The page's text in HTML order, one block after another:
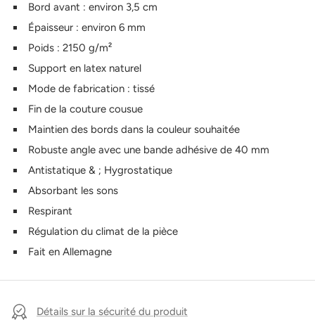
Bord avant : environ 3,5 cm
Épaisseur : environ 6 mm
Poids : 2150 g/m²
Support en latex naturel
Mode de fabrication : tissé
Fin de la couture cousue
Maintien des bords dans la couleur souhaitée
Robuste angle avec une bande adhésive de 40 mm
Antistatique & ; Hygrostatique
Absorbant les sons
Respirant
Régulation du climat de la pièce
Fait en Allemagne
Détails sur la sécurité du produit